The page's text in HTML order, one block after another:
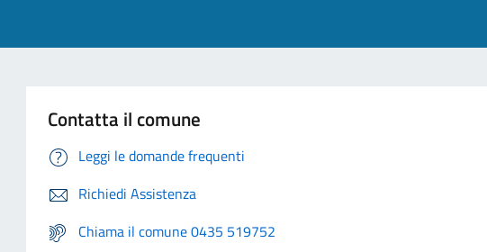
Contatta il comune
Leggi le domande frequenti
Richiedi Assistenza
Chiama il comune 0435 519752